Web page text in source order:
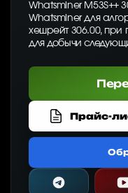
Whatsminer M53S++
Whatsminer для
хешрейт 306.00, при
для добычи
Прайс-